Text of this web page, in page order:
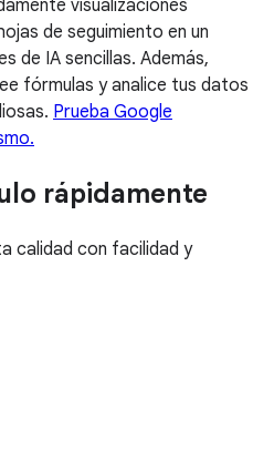
visualizaciones
de seguimiento en un
de IA sencillas. Además,
fórmulas y analice tus datos
Prueba Google
rápidamente
calidad con facilidad y